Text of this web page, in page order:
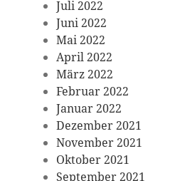
Juli 2022
Juni 2022
Mai 2022
April 2022
März 2022
Februar 2022
Januar 2022
Dezember 2021
November 2021
Oktober 2021
September 2021